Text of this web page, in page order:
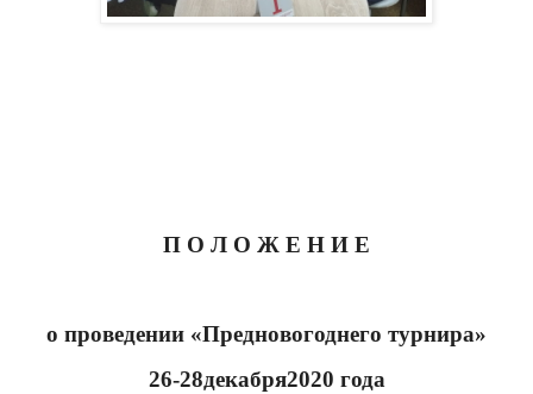
П О Л О Ж Е Н И Е
о проведении «Предновогоднего турнира»
26-28декабря2020 года